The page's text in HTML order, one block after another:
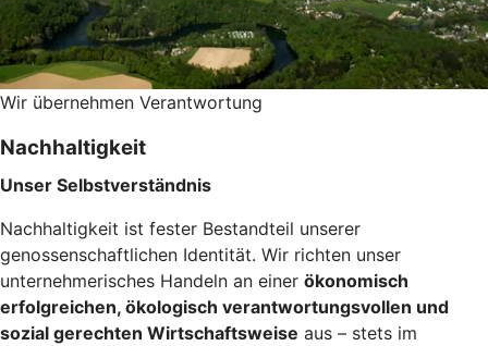
Wir übernehmen Verantwortung
Nachhaltigkeit
Unser Selbstverständnis
Nachhaltigkeit ist fester Bestandteil unserer
genossenschaftlichen Identität. Wir richten unser
unternehmerisches Handeln an einer ökonomisch
erfolgreichen, ökologisch verantwortungsvollen und
sozial gerechten Wirtschaftsweise aus – stets im